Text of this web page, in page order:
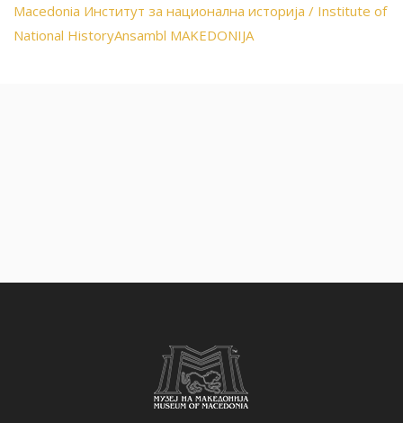
Macedonia Институт за национална историја / Institute of
National HistoryAnsambl MAKEDONIJA